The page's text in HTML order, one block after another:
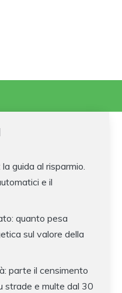
guida al risparmio.
e il
quanto pesa
sul valore della
parte il censimento
strade e multe dal 30